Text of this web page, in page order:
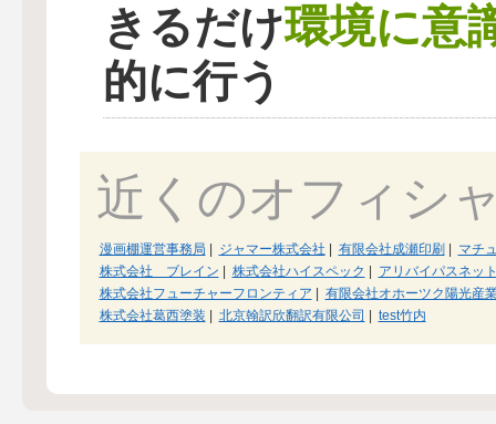
きるだけ環境に意
的に行う
近くのオフィシ
漫画棚運営事務局 ジャマー株式会社 有限会社成瀬印刷
マチ
株式会社 ブレイン
株式会社ハイスペック
アリバイパスネッ
株式会社フューチャーフロンティア
有限会社オホーツク陽光産
株式会社葛西塗装
北京翰訳欣翻訳有限公司 test竹内